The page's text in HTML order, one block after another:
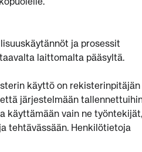
ja prosessit
laittomalta pääsyltä.
käyttö on rekisterinpitäjän
järjestelmään
käyttämään vain ne työntekijät,
tehtävässään. Henkilötietoja